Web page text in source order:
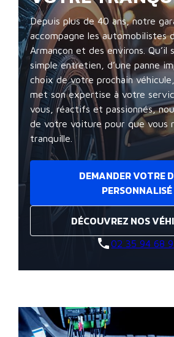
Depuis plus de 40 ans, notre
accompagne les automobilistes
Armançon et des environs. Qu’il
simple entretien, d’une panne
choix de votre prochain
met son expertise à votre
vous, réactifs et passionnés,
de votre voiture pour que vous
tranquille.
DEMANDER VOTRE
PERSONNALISÉ
DÉCOUVREZ NOS
phone02 35 94 68